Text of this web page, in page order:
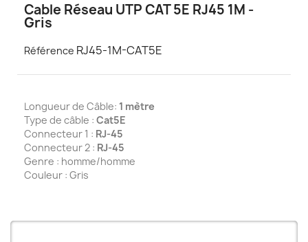
Cable Réseau UTP CAT 5E RJ45 1M -
Gris
Référence RJ45-1M-CAT5E
Longueur de Câble: 1 mètre
Type de câble : Cat5E
Connecteur 1 : RJ-45
Connecteur 2 : RJ-45
Genre : homme/homme
Couleur : Gris